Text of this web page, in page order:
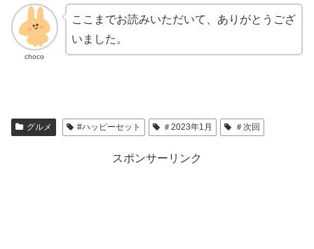
choco
ここまでお読みいただいて、ありがとうござ
いました。
グルメ #ハッピーセット ＃2023年1月 ＃次回
スポンサーリンク